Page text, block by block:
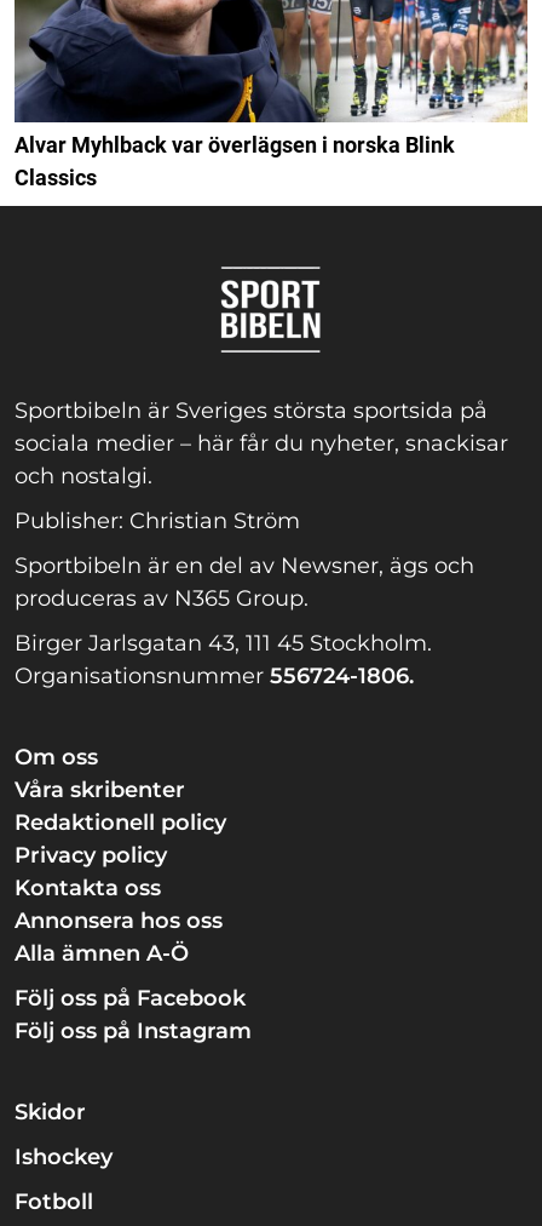
Alvar Myhlback var överlägsen i norska Blink
Classics
Sportbibeln är Sveriges största sportsida på
sociala medier – här får du nyheter, snackisar
och nostalgi.
Publisher: Christian Ström
Sportbibeln är en del av Newsner, ägs och
produceras av N365 Group.
Birger Jarlsgatan 43, 111 45 Stockholm.
Organisationsnummer 556724-1806.
Om oss
Våra skribenter
Redaktionell policy
Privacy policy
Kontakta oss
Annonsera hos oss
Alla ämnen A-Ö
Följ oss på Facebook
Följ oss på Instagram
Skidor
Ishockey
Fotboll